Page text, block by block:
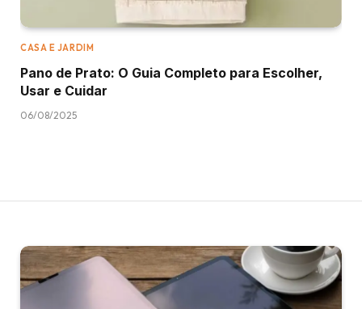
CASA E JARDIM
Pano de Prato: O Guia Completo para Escolher,
Usar e Cuidar
06/08/2025